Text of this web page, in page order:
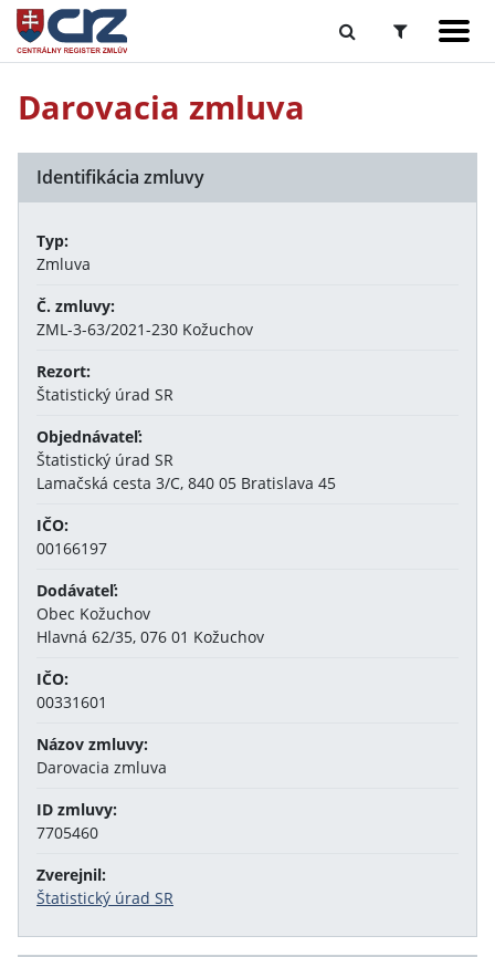
Darovacia zmluva
Identifikácia zmluvy
Typ:
Zmluva
Č. zmluvy:
ZML-3-63/2021-230 Kožuchov
Rezort:
Štatistický úrad SR
Objednávateľ:
Štatistický úrad SR
Lamačská cesta 3/C, 840 05 Bratislava 45
IČO:
00166197
Dodávateľ:
Obec Kožuchov
Hlavná 62/35, 076 01 Kožuchov
IČO:
00331601
Názov zmluvy:
Darovacia zmluva
ID zmluvy:
7705460
Zverejnil:
Štatistický úrad SR